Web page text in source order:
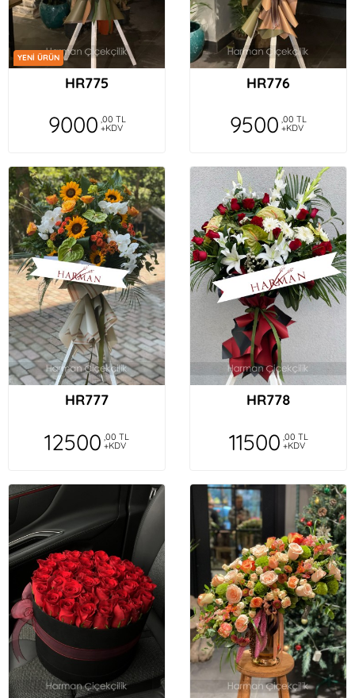
YENİ ÜRÜN
HR775
9000 ,00 TL
+KDV
HR776
9500 ,00 TL
+KDV
HR777
12500 ,00 TL
+KDV
HR778
11500 ,00 TL
+KDV